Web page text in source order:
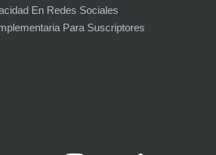
En Redes Sociales
Para Suscriptores